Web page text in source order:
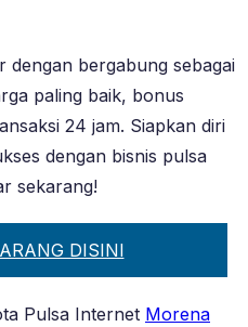
dengan bergabung sebagai
paling baik, bonus
24 jam. Siapkan diri
dengan bisnis pulsa
sekarang!
DISINI
Pulsa Internet Morena